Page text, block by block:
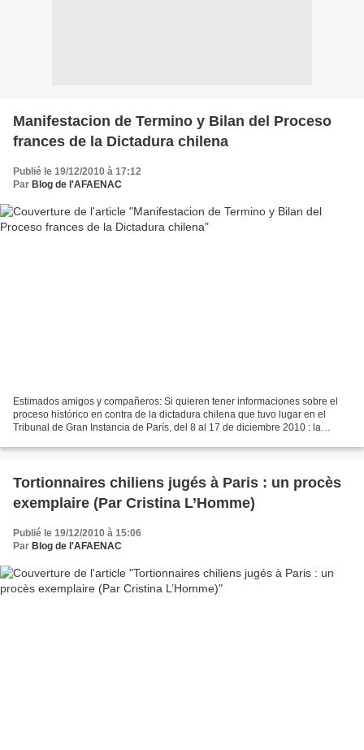
Manifestacion de Termino y Bilan del Proceso
frances de la Dictadura chilena
Publié le 19/12/2010 à 17:12
Par Blog de l'AFAENAC
Estimados amigos y compañeros: Si quieren tener informaciones sobre el
proceso histórico en contra de la dictadura chilena que tuvo lugar en el
Tribunal de Gran Instancia de París, del 8 al 17 de diciembre 2010 : la
Tortionnaires chiliens jugés à Paris : un procès
exemplaire (Par Cristina L’Homme)
Publié le 19/12/2010 à 15:06
Par Blog de l'AFAENAC